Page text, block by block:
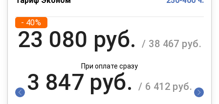
- 40%
23 080 руб. / 38 467 руб.
При оплате сразу
3 847 руб. / 6 412 руб.